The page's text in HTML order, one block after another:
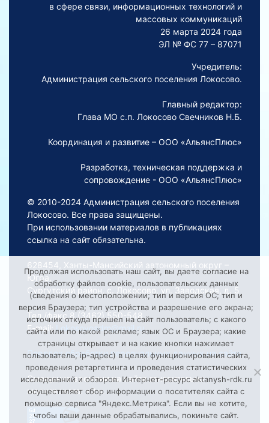
в сфере связи, информационных технологий и
массовых коммуникаций
26 марта 2024 года
ЭЛ № ФС 77 – 87071
Учредитель:
Администрация сельского поселения Локосово.
Главный редактор:
Глава МО с.п. Локосово Свечников Н.Б.
Координация и развитие – ООО «АльянсПлюс»
Разработка, техническая поддержка и
сопровождение - ООО «АльянсПлюс»
© 2010-2024 Администрация сельского поселения
Локосово. Все права защищены.
При использовании материалов в публикациях
ссылка на сайт обязательна.
628454, Ханты-Мансийский автономный округ –
Югра,
Сургутский район, с. Локосово, ул. Заводская, д. 5
Тел./факс 8 (3462) 550-548
E-mail:Lokosovoadm@mail.ru
Порядок обработки персональных данных на сайте
Смещение времени на сайте относительно
московского: +2 ч.
Продолжая использовать наш сайт, вы даете согласие на
обработку файлов cookie, пользовательских данных
(сведения о местоположении; тип и версия ОС; тип и
версия Браузера; тип устройства и разрешение его экрана;
источник откуда пришел на сайт пользователь; с какого
сайта или по какой рекламе; язык ОС и Браузера; какие
страницы открывает и на какие кнопки нажимает
пользователь; ip-адрес) в целях функционирования сайта,
проведения ретаргетинга и проведения статистических
исследований и обзоров. Интернет-ресурс aktanysh-rdk.ru
осуществляет сбор информации о посетителях сайта с
помощью сервиса "Яндекс.Метрика". Если вы не хотите,
чтобы ваши данные обрабатывались, покиньте сайт.